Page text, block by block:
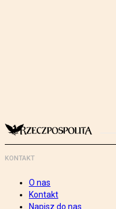
KONTAKT
O nas
Kontakt
Napisz do nas